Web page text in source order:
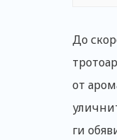
До
от
ги